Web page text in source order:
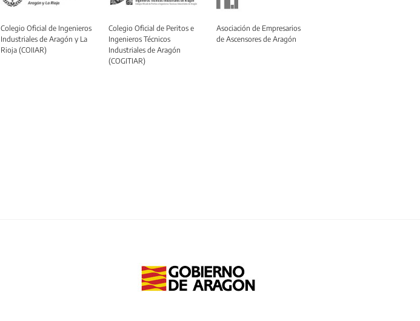
Colegio Oficial de Ingenieros
Industriales de Aragón y La
Rioja (COIIAR)
Colegio Oficial de Peritos e
Ingenieros Técnicos
Industriales de Aragón
(COGITIAR)
Asociación de Empresarios
de Ascensores de Aragón